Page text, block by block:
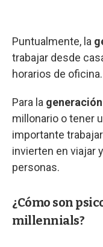
Puntualmente, la
trabajar desde
horarios de oficina.
Para la
millonario o tener
importante
invierten en viajar
personas.
¿Cómo son
millennials?